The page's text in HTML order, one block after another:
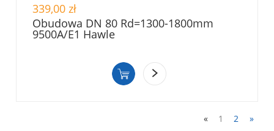
339,00 zł
Obudowa DN 80 Rd=1300-1800mm
9500A/E1 Hawle
« 1 2 »